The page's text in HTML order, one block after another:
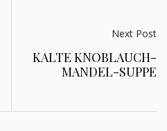
Next Post
KALTE KNOBLAUCH-
MANDEL-SUPPE